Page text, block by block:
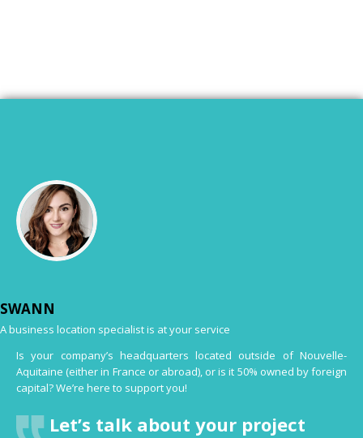
SWANN
A business location specialist is at your service
Is your company’s headquarters located outside of Nouvelle-
Aquitaine (either in France or abroad), or is it 50% owned by foreign
capital? We’re here to support you!
Let’s talk about your project